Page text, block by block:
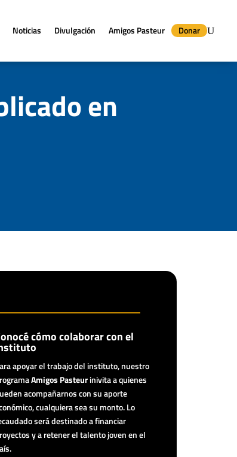
Noticias Divulgación Amigos Pasteur Donar
en
cómo colaborar con el
apoyar el trabajo del instituto, nuestro
Amigos Pasteurinivita a quienes
acompañarnos con su aporte
cualquiera sea su monto. Lo
será destinado a financiar
y a retener el talento joven en el